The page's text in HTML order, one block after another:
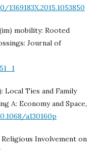
mobility: Rooted
Journal of
Local Ties and Family
A: Economy and Space,
a130160p
Involvement on